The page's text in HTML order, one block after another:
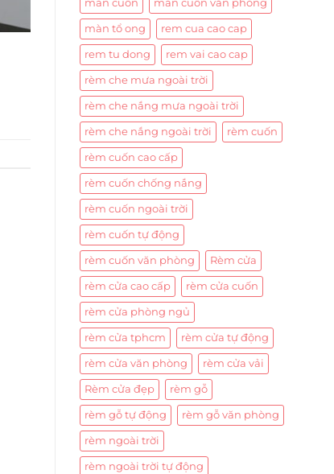
màn cuốn màn cuốn văn phòng
màn tổ ong rem cua cao cap
rem tu dong rem vai cao cap
rèm che mưa ngoài trời
rèm che nắng mưa ngoài trời
rèm che nắng ngoài trời rèm cuốn
rèm cuốn cao cấp
rèm cuốn chống nắng
rèm cuốn ngoài trời
rèm cuốn tự động
rèm cuốn văn phòng Rèm cửa
rèm cửa cao cấp rèm cửa cuốn
rèm cửa phòng ngủ
rèm cửa tphcm rèm cửa tự động
rèm cửa văn phòng rèm cửa vải
Rèm cửa đẹp rèm gỗ
rèm gỗ tự động rèm gỗ văn phòng
rèm ngoài trời
rèm ngoài trời tự động